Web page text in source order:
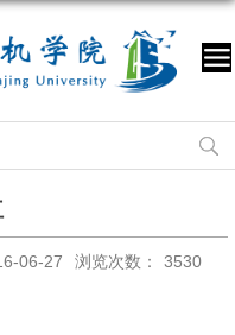
06-27 浏览次数： 3530